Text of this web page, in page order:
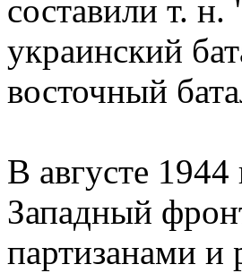
составили т.
украинский
восточный
В августе
Западный
партизанами и